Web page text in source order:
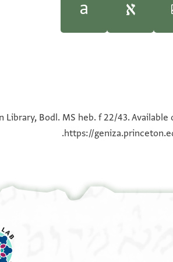
Maʿālī b. al-Arbilī are witnesses
100%
Library, Bodl. MS heb. f 22/43.
https://